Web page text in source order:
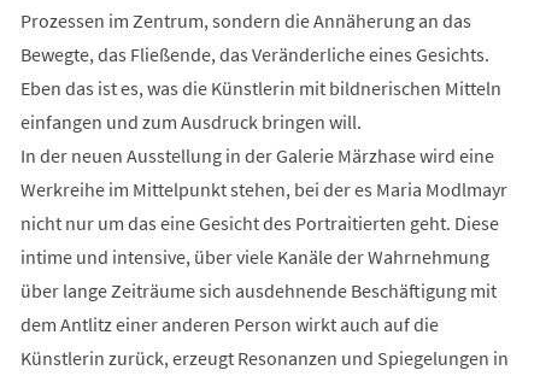
Prozessen im Zentrum, sondern die Annäherung an das
Bewegte, das Fließende, das Veränderliche eines Gesichts.
Eben das ist es, was die Künstlerin mit bildnerischen Mitteln
einfangen und zum Ausdruck bringen will.
In der neuen Ausstellung in der Galerie Märzhase wird eine
Werkreihe im Mittelpunkt stehen, bei der es Maria Modlmayr
nicht nur um das eine Gesicht des Portraitierten geht. Diese
intime und intensive, über viele Kanäle der Wahrnehmung
über lange Zeiträume sich ausdehnende Beschäftigung mit
dem Antlitz einer anderen Person wirkt auch auf die
Künstlerin zurück, erzeugt Resonanzen und Spiegelungen in